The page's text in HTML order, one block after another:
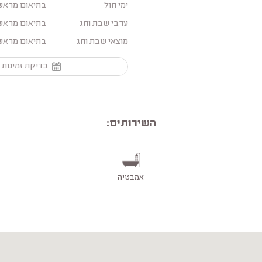
ימי חול
בתיאום
ערבי שבת וחג
בתיאום
מוצאי שבת וחג
בתיאום
בדיקת
השירותים:
אמבטיה